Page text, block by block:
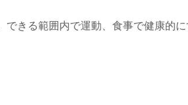
きる範囲内で運動、食事で健康的に